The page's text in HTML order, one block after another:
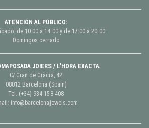
ATENCIÓN AL PÚBLICO:
de 10:00 a 14:00 y de 17:00 a 20:00
Domingos cerrado
JOIERS / L'HORA EXACTA
C/ Gran de Gràcia, 42
08012 Barcelona (Spain)
Tel. (+34) 934 158 408
info@barcelonajewels.com